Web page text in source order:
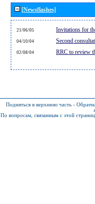
[Newsflashes]
21/06/05 Invitations for
04/10/04 Second
02/08/04 RRC to review
Подняться в верхнюю часть -
По вопросам, связанным с этой